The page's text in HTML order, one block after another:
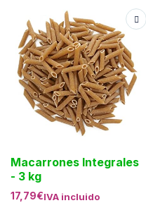
Macarrones Integrales
- 3 kg
17,79€IVA incluido